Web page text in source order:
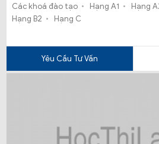
Các khoá đào tạo Hạng A1 Hạng
Hạng B2
Hạng C
Yêu Cầu Tư Vấn